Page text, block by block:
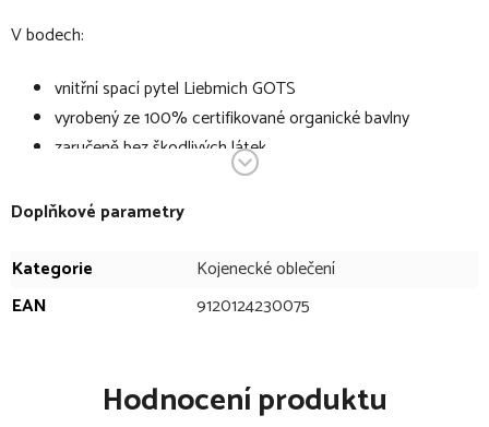
V bodech:
vnitřní spací pytel Liebmich GOTS
vyrobený ze 100% certifikované organické bavlny
zaručeně bez škodlivých látek
bez optických zjasňovačů
bez popruhů pro větší bezpečnost
pěstování
s celoobvodovým zipem
o 10 %. To je zcela normální u výrobků vyrobených ze 100%
Doplňkové parametry
Kategorie
Kojenecké oblečení
EAN
9120124230075
Hodnocení produktu